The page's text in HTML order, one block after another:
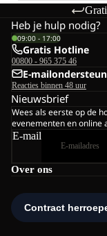
Over ons
Heb je hulp nodig?
09:00 - 17:00
Gratis Hotline
00800 - 965 375 46
E-
Reacties binnen 48 uur
Nieuwsbrief
Wees als eerste op de
evenementen en online
E-mail